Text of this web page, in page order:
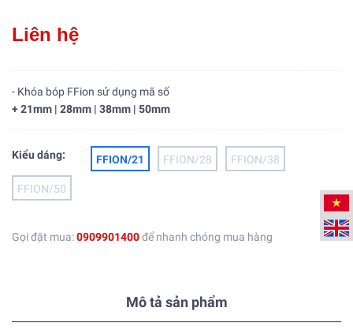
Liên hệ
- Khóa bóp FFion sử dụng mã số
+ 21mm | 28mm | 38mm | 50mm
Kiểu dáng: FFION/21 FFION/28 FFION/38
FFION/50
Gọi đặt mua:0909901400để nhanh chóng mua hàng
Mô tả sản phẩm